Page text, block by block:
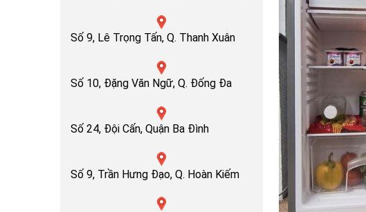
Số 9, Lê Trọng Tấn, Q. Thanh Xuân
Số 10, Đặng Văn Ngữ, Q. Đống Đa
Số 24, Đội Cấn, Quận Ba Đình
Số 9, Trần Hưng Đạo, Q. Hoàn Kiếm